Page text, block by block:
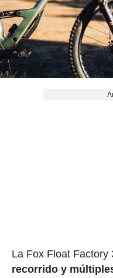
La Fox Float Factory
recorrido y